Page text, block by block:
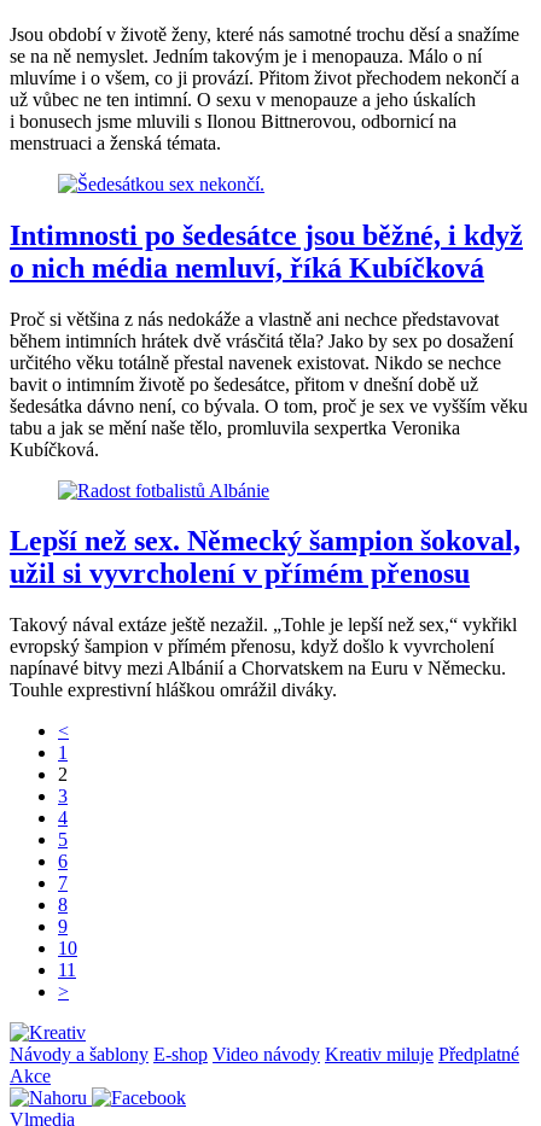
Jsou období v životě ženy, které nás samotné trochu děsí a snažíme
se na ně nemyslet. Jedním takovým je i menopauza. Málo o ní
mluvíme i o všem, co ji provází. Přitom život přechodem nekončí a
už vůbec ne ten intimní. O sexu v menopauze a jeho úskalích
i bonusech jsme mluvili s Ilonou Bittnerovou, odbornicí na
menstruaci a ženská témata.
Intimnosti po šedesátce jsou běžné, i když
o nich média nemluví, říká Kubíčková
Proč si většina z nás nedokáže a vlastně ani nechce představovat
během intimních hrátek dvě vrásčitá těla? Jako by sex po dosažení
určitého věku totálně přestal navenek existovat. Nikdo se nechce
bavit o intimním životě po šedesátce, přitom v dnešní době už
šedesátka dávno není, co bývala. O tom, proč je sex ve vyšším věku
tabu a jak se mění naše tělo, promluvila sexpertka Veronika
Kubíčková.
Lepší než sex. Německý šampion šokoval,
užil si vyvrcholení v přímém přenosu
Takový nával extáze ještě nezažil. „Tohle je lepší než sex,“ vykřikl
evropský šampion v přímém přenosu, když došlo k vyvrcholení
napínavé bitvy mezi Albánií a Chorvatskem na Euru v Německu.
Touhle exprestivní hláškou omrážil diváky.
<
1
2
3
4
5
6
7
8
9
10
11
>
Návody a šablony E-shop Video návody Kreativ miluje Předplatné
Akce
Vlmedia